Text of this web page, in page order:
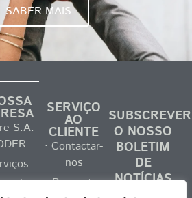
SABER MAIS
S.A.
de
SERVIÇO
AO
CLIENTE
· Contactar-
nos
· Perguntas
SUBSCREVER
O NOSSO
BOLETIM
DE
NOTÍCIAS